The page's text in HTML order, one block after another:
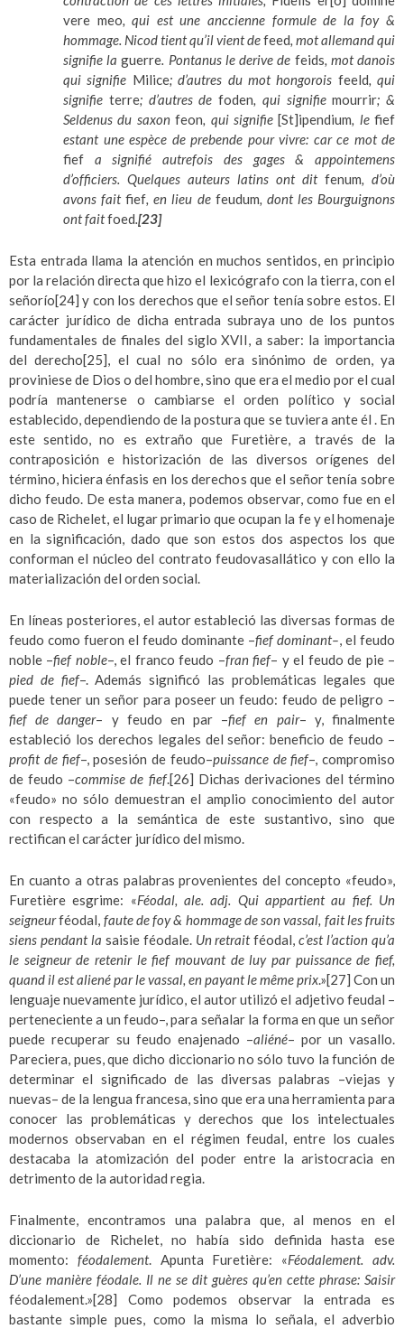
vere meo, qui est une anccienne formule de la foy &
hommage. Nicod tient qu’il vient defeed, mot allemand qui
signifie laguerre. Pontanus le derive de feids, mot danois
qui signifie Milice; d’autres du mot hongorois feeld, qui
signifie terre; d’autres de foden, qui signifiemourrir; &
Seldenus du saxonfeon, qui signifie[St]ipendium, le fief
estant une espèce de prebende pour vivre: car ce mot de
fief a signifié autrefois des gages & appointemens
d’officiers. Quelques auteurs latins ont dit fenum, d’où
avons faitfief, en lieu de feudum, dont les Bourguignons
ont faitfoed.[23]
Esta entrada llama la atención en muchos sentidos, en principio
por la relación directa que hizo el lexicógrafo con la tierra, con el
señorío[24] y con los derechos que el señor tenía sobre estos. El
carácter jurídico de dicha entrada subraya uno de los puntos
fundamentales de finales del siglo XVII, a saber: la importancia
del derecho[25], el cual no sólo era sinónimo de orden, ya
proviniese de Dios o del hombre, sino que era el medio por el cual
podría mantenerse o cambiarse el orden político y social
establecido, dependiendo de la postura que se tuviera ante él . En
este sentido, no es extraño que Furetière, a través de la
contraposición e historización de las diversos orígenes del
término, hiciera énfasis en los derechos que el señor tenía sobre
dicho feudo. De esta manera, podemos observar, como fue en el
caso de Richelet, el lugar primario que ocupan la fe y el homenaje
en la significación, dado que son estos dos aspectos los que
conforman el núcleo del contrato feudovasallático y con ello la
materialización del orden social.
En líneas posteriores, el autor estableció las diversas formas de
feudo como fueron el feudo dominante –fief dominant–, el feudo
noble –fief noble–, el franco feudo –fran fief– y el feudo de pie –
pied de fief–. Además significó las problemáticas legales que
puede tener un señor para poseer un feudo: feudo de peligro –
fief de danger– y feudo en par –fief en pair– y, finalmente
estableció los derechos legales del señor: beneficio de feudo –
profit de fief–, posesión de feudo–puissance de fief–, compromiso
de feudo –commise de fief.[26] Dichas derivaciones del término
«feudo» no sólo demuestran el amplio conocimiento del autor
con respecto a la semántica de este sustantivo, sino que
rectifican el carácter jurídico del mismo.
En cuanto a otras palabras provenientes del concepto «feudo»,
Furetière esgrime: «Féodal, ale. adj. Qui appartient au fief. Un
seigneurféodal, faute de foy & hommage de son vassal, fait les fruits
siens pendant la saisie féodale. Un retraitféodal,c’est l’action qu’a
le seigneur de retenir le fief mouvant de luy par puissance de fief,
quand il est aliené par le vassal, en payant le même prix.»[27] Con un
lenguaje nuevamente jurídico, el autor utilizó el adjetivo feudal –
perteneciente a un feudo–, para señalar la forma en que un señor
puede recuperar su feudo enajenado –aliéné– por un vasallo.
Pareciera, pues, que dicho diccionario no sólo tuvo la función de
determinar el significado de las diversas palabras –viejas y
nuevas– de la lengua francesa, sino que era una herramienta para
conocer las problemáticas y derechos que los intelectuales
modernos observaban en el régimen feudal, entre los cuales
destacaba la atomización del poder entre la aristocracia en
detrimento de la autoridad regia.
Finalmente, encontramos una palabra que, al menos en el
diccionario de Richelet, no había sido definida hasta ese
momento: féodalement. Apunta Furetière: «Féodalement. adv.
D’une manière féodale. Il ne se dit guères qu’en cette phrase: Saisir
féodalement.»[28] Como podemos observar la entrada es
bastante simple pues, como la misma lo señala, el adverbio